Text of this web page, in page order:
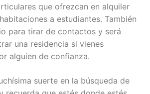
que ofrezcan en alquiler
a estudiantes. También
para tirar de contactos y será
una residencia si vienes
alguien de confianza.
suerte en la búsqueda de